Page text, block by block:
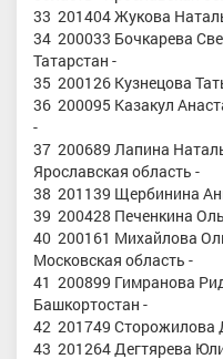
33 201404 Жукова
34 200033 Бочкарева
Татарстан -
35 200126 Кузнецова
36 200095 Казакул
-
37 200689 Лапина
Ярославская область -
38 201139 Щербинина
39 200428 Печенкина
40 200161 Михайлова
Московская область -
41 200899 Гимранова
Башкортостан -
42 201749 Сторожилова
43 201264 Дегтярева